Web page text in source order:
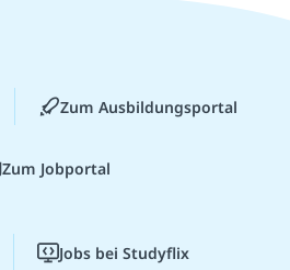
Zum Ausbildungsportal
Zum Jobportal
Jobs bei Studyflix